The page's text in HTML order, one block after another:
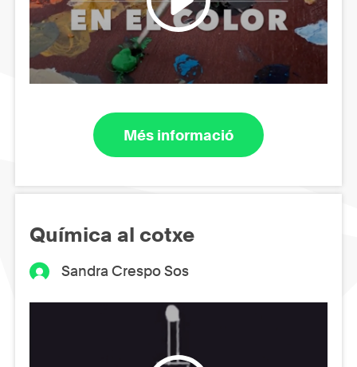
Més informació
Química al cotxe
Sandra Crespo Sos